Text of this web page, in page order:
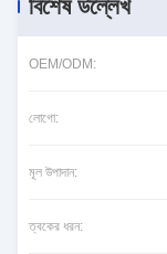
বিশেষ উল্লেখ
OEM/ODM:
লোগো:
মূল উপাদান:
ত্বকের ধরন: